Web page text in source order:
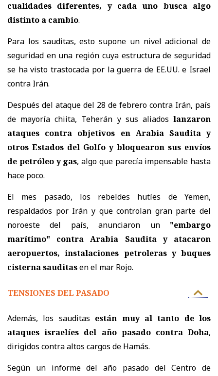
cualidades diferentes, y cada uno busca algo
distinto a cambio.
Para los sauditas, esto supone un nivel adicional de
seguridad en una región cuya estructura de seguridad
se ha visto trastocada por la guerra de EE.UU. e Israel
contra Irán.
Después del ataque del 28 de febrero contra Irán, país
de mayoría chiita, Teherán y sus aliados lanzaron
ataques contra objetivos en Arabia Saudita y
otros Estados del Golfo y bloquearon sus envíos
de petróleo y gas, algo que parecía impensable hasta
hace poco.
El mes pasado, los rebeldes hutíes de Yemen,
respaldados por Irán y que controlan gran parte del
noroeste del país, anunciaron un"embargo
marítimo" contra Arabia Saudita y atacaron
aeropuertos, instalaciones petroleras y buques
cisterna sauditasen el mar Rojo.
TENSIONES DEL PASADO
Además, los sauditas están muy al tanto de los
ataques israelíes del año pasado contra Doha,
dirigidos contra altos cargos de Hamás.
Según un informe del año pasado del Centro de